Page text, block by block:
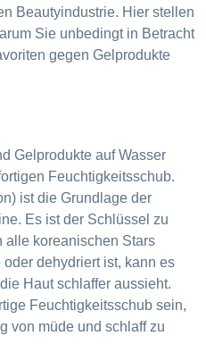
Beautyindustrie. Hier stellen
Sie unbedingt in Betracht
gegen Gelprodukte
Gelprodukte auf Wasser
Feuchtigkeitsschub.
ist die Grundlage der
Es ist der Schlüssel zu
alle koreanischen Stars
dehydriert ist, kann es
Haut schlaffer aussieht.
Feuchtigkeitsschub sein,
von müde und schlaff zu